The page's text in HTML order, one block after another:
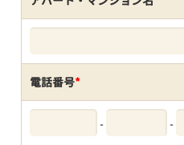
電話番号*
- -